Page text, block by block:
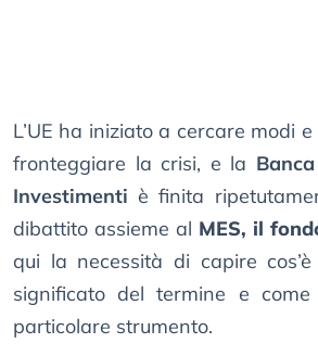
L’UE ha iniziato a cercare modi
fronteggiare la crisi, e la
Investimenti è finita
dibattito assieme al MES, il
qui la necessità di capire
significato del termine e come
particolare strumento.